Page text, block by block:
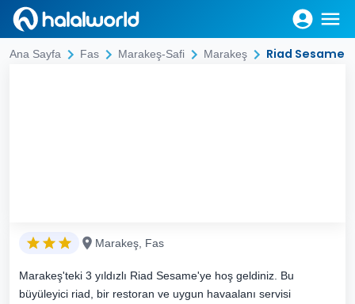
Ana Sayfa Fas Marakeş-Safi Marakeş Riad Sesame
Marakeş, Fas
Marakeş'teki 3 yıldızlı Riad Sesame'ye hoş geldiniz. Bu
büyüleyici riad, bir restoran ve uygun havaalanı servisi